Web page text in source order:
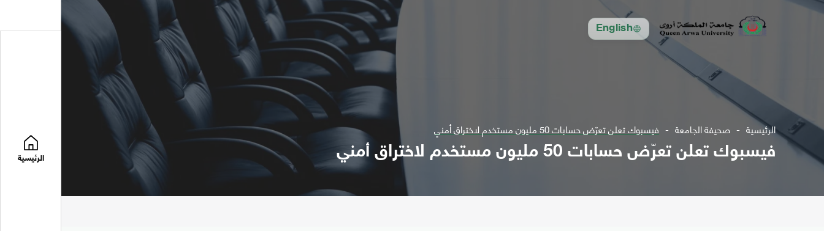
English
الرئيسية
الرئيسية صحيفة الجامعة فيسبوك تعلن تعرّض حسابات 50 مليون مستخدم لاختراق أمني
فيسبوك تعلن تعرّض حسابات 50 مليون مستخدم لاختراق أمني